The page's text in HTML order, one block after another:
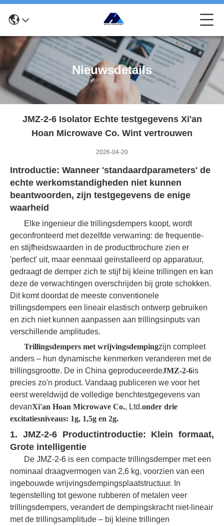
Nieuwsdetails
JMZ-2-6 Isolator Echte testgegevens Xi'an
Hoan Microwave Co. Wint vertrouwen
2026-04-20
Introductie: Wanneer 'standaardparameters' de
echte werkomstandigheden niet kunnen
beantwoorden, zijn testgegevens de enige
waarheid
Elke ingenieur die trillingsdempers koopt, wordt
geconfronteerd met dezelfde verwarring: de frequentie-
en stijfheidswaarden in de productbrochure zien er
'perfect' uit, maar eenmaal geïnstalleerd op apparatuur,
gedraagt de demper zich te stijf bij kleine trillingen en kan
deze de verwachtingen overschrijden bij grote schokken.
Dit komt doordat de meeste conventionele
trillingsdempers een lineair elastisch ontwerp gebruiken
en zich niet kunnen aanpassen aan trillingsinputs van
verschillende amplitudes.
Trillingsdempers met wrijvingsdempingzijn compleet
anders – hun dynamische kenmerken veranderen met de
trillingsgrootte. De in China geproduceerdeJMZ-2-6is
precies zo'n product. Vandaag publiceren we voor het
eerst wereldwijd de volledige benchtestgegevens van
devanXi'an Hoan Microwave Co., Ltd.onder drie
excitatiesniveaus: 1g, 1,5g en 2g.
1. JMZ-2-6 Productintroductie: Klein formaat,
Grote intelligentie
De JMZ-2-6 is een compacte trillingsdemper met een
nominaal draagvermogen van 2,6 kg, voorzien van een
ingebouwde wrijvingsdempingsplaatstructuur. In
tegenstelling tot gewone rubberen of metalen veer
trillingsdempers, verandert de dempingskracht niet-lineair
met de trillingsamplitude – bij kleine trillingen